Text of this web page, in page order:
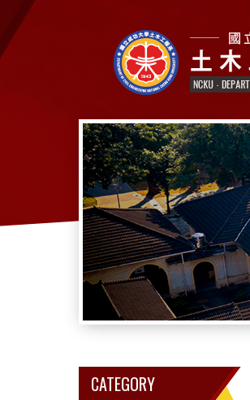
CATEGORY